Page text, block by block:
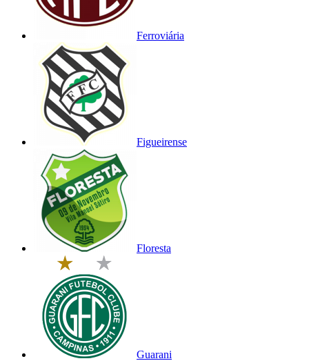
Ferroviária
Figueirense
Floresta
Guarani